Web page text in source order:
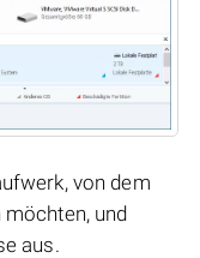
von dem
und
aus.